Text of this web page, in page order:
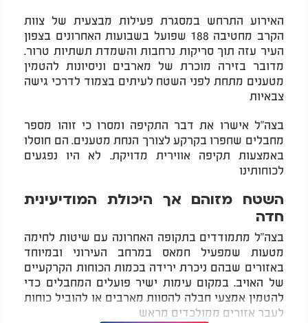
האירוע התרחש במסגרת פעילות מבצעית של צוות
הקרב מחטיבה 188 שפועל בשבועות האחרונים בצפון
העיר עזה תוך סריקות נרחבות והשמדת תשתיות טרור.
מדובר בזירה מוכרת של מארבים וניסיונות להטמין
מטענים מתחת לפני השטח לעיתים בצמוד לדרכי גישה
צבאיות
בצה"ל אישרו את דבר התקיפה ומסרו כי זוהו מספר
מחבלים שחפרו בקרקע לצורך הנחת מטענים. הם חוסלו
באמצעות תקיפה אווירית מדויקת. לא היו נפגעים
לכוחותינו
השטח מזוהם אך היכולת המודיעינית
חדה
בצה"ל מתמודדים בתקופה האחרונה עם שיטות לחימה
מטעות שמפעיל חמאס במרחב העירוני ובמיוחד
באזורים שבהם ניכרת ירידה בכמות הכוחות הקרקעיים
של האויב. במקום עימות ישיר פועלים המחבלים כדי
להטמין אמצעי חבלה להסוות מארבים או להוביל כוחות
לעבר אזורים ממולכדים מראש